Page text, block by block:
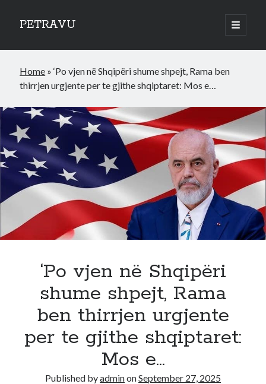
PETRAVU
open
primary
Sidebar
Bank
Credit Cards
World
Home »‘Po vjen në Shqipëri shume shpejt, Rama ben
thirrjen urgjente per te gjithe shqiptaret: Mos e…
‘Po vjen në Shqipëri
shume shpejt, Rama
ben thirrjen urgjente
per te gjithe shqiptaret:
Mos e…
Published byadminonSeptember 27, 2025